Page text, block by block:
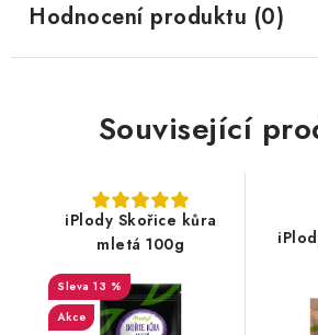
Hodnocení produktu (0)
Související
iPlody Skořice kůra
mletá 100g
13 %
Akce